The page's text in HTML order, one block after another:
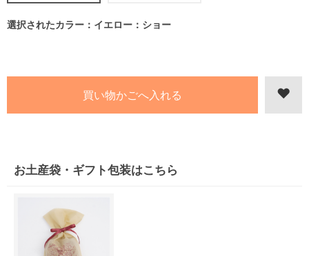
選択されたカラー：イエロー：ショー
お土産袋・ギフト包装はこちら